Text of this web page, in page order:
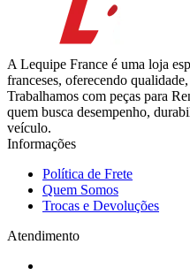
A Lequipe France é uma loja
franceses, oferecendo
Trabalhamos com peças para
quem busca desempenho,
veículo.
Informações
Política de Frete
Quem Somos
Trocas e Devoluções
Atendimento